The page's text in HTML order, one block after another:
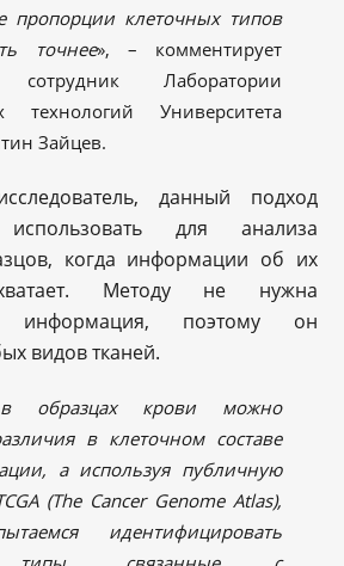
пропорции клеточных типов
точнее», – комментирует
сотрудник Лаборатории
технологий Университета
Зайцев.
данный подход
для анализа
когда информации об их
Методу не нужна
информация, поэтому он
видов тканей.
образцах крови можно
в клеточном составе
а используя публичную
(The Cancer Genome Atlas),
идентифицировать